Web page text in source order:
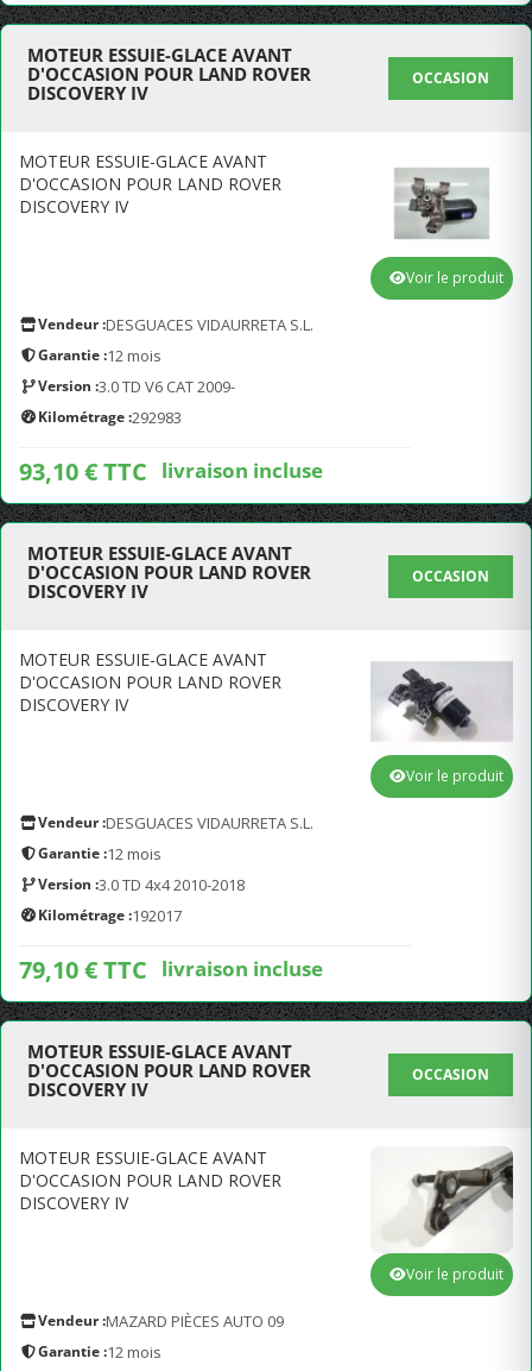
MOTEUR ESSUIE-GLACE AVANT
D'OCCASION POUR LAND ROVER
DISCOVERY IV
OCCASION
MOTEUR ESSUIE-GLACE AVANT
D'OCCASION POUR LAND ROVER
DISCOVERY IV
Vendeur :DESGUACES VIDAURRETA S.L.
Garantie :12 mois
Version :3.0 TD V6 CAT 2009-
Kilométrage :292983
93,10 € TTC livraison incluse
Voir le produit
MOTEUR ESSUIE-GLACE AVANT
D'OCCASION POUR LAND ROVER
DISCOVERY IV
OCCASION
MOTEUR ESSUIE-GLACE AVANT
D'OCCASION POUR LAND ROVER
DISCOVERY IV
Vendeur :DESGUACES VIDAURRETA S.L.
Garantie :12 mois
Version :3.0 TD 4x4 2010-2018
Kilométrage :192017
79,10 € TTC livraison incluse
Voir le produit
MOTEUR ESSUIE-GLACE AVANT
D'OCCASION POUR LAND ROVER
DISCOVERY IV
OCCASION
MOTEUR ESSUIE-GLACE AVANT
D'OCCASION POUR LAND ROVER
DISCOVERY IV
Vendeur :MAZARD PIÈCES AUTO 09
Garantie :12 mois
Voir le produit